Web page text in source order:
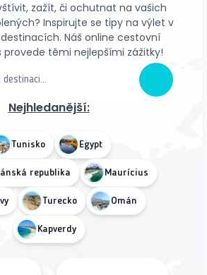
zažít, či ochutnat na vašich
Inspirujte se tipy na výlet v
Náš online cestovní
provede těmi nejlepšími zážitky!
Nejhledanější:
Tunisko Egypt
republika Maurícius
Turecko Omán
Kapverdy